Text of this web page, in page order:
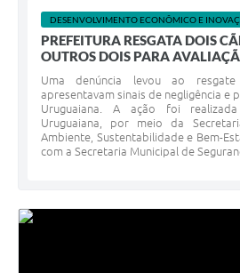
DESENVOLVIMENTO ECONÔMICO E
PREFEITURA RESGATA DOIS
OUTROS DOIS PARA
Uma denúncia levou ao
apresentavam sinais de negligência e
Uruguaiana. A ação foi
Uruguaiana, por meio da
Ambiente, Sustentabilidade e Bem-
com a Secretaria Municipal de